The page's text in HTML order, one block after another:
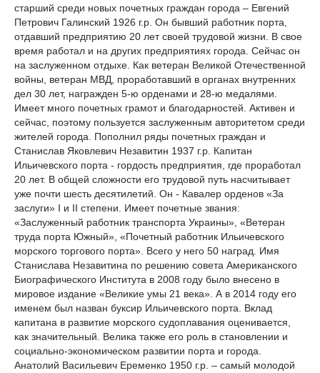
старший среди новых почетных граждан города – Евгений
Петрович Галинский 1926 г.р. Он бывший работник порта,
отдавший предприятию 20 лет своей трудовой жизни. В свое
время работал и на других предприятиях города. Сейчас он
на заслуженном отдыхе. Как ветеран Великой Отечественной
войны, ветеран МВД, проработавший в органах внутренних
дел 30 лет, награжден 5-ю орденами и 28-ю медалями.
Имеет много почетных грамот и благодарностей. Активен и
сейчас, поэтому пользуется заслуженным авторитетом среди
жителей города. Пополнил ряды почетных граждан и
Станислав Яковлевич Незавитин 1937 г.р. Капитан
Ильичевского порта - гордость предприятия, где проработал
20 лет. В общей сложности его трудовой путь насчитывает
уже почти шесть десятилетий. Он - Кавалер орденов «За
заслуги» І и ІІ степени. Имеет почетные звания:
«Заслуженный работник транспорта Украины», «Ветеран
труда порта Южный», «Почетный работник Ильичевского
морского торгового порта». Всего у него 50 наград. Имя
Станислава Незавитина по решению совета Американского
Биографического Института в 2008 году было внесено в
мировое издание «Великие умы 21 века». А в 2014 году его
именем был назван буксир Ильичевского порта. Вклад
капитана в развитие морского судоплавания оценивается,
как значительный. Велика также его роль в становлении и
социально-экономическом развитии порта и города.
Анатолий Васильевич Еременко 1950 г.р. – самый молодой